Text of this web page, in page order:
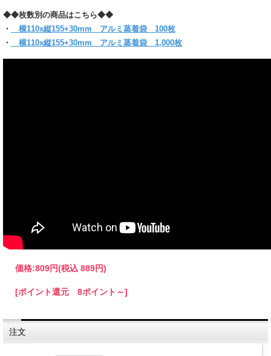
全面アルミ蒸着フィルムを使用しているため、 中身が見えないシークレット袋と
してイベント・付録などのお楽しみ袋として大活躍します！
封かん時にまとわり付きのない帯電防止テープ使用で作業効率UP！
(お入れになりたい商品によっては入らない場合もございますので、サイズをお確
◆◆枚数別の商品はこちら◆◆
・
横110x縦155+30mm アルミ蒸着袋 100枚
・
横110x縦155+30mm アルミ蒸着袋 1,000枚
価格:809円(税込 889円)
[ポイント還元 8ポイント～]
注文